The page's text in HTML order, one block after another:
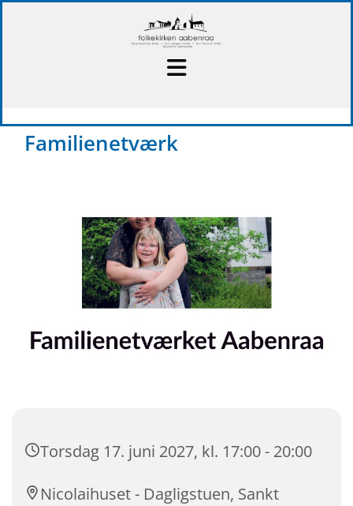
Familienetværk
Torsdag 17. juni 2027, kl. 17:00 - 20:00
Nicolaihuset - Dagligstuen, Sankt